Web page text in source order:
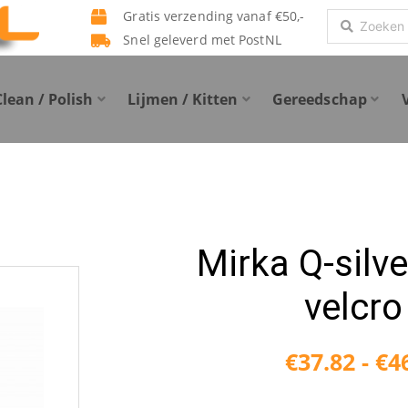
Gratis verzending vanaf €50,-
Snel geleverd met PostNL
Search
...
/ Polish Lijmen / Kitten Gereedschap
Mirka Q-
€37.82 - €